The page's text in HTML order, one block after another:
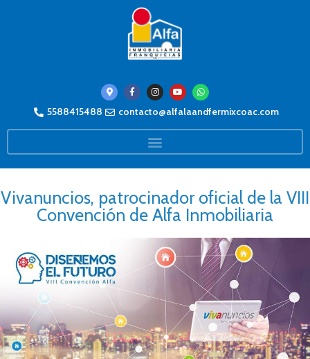
5588415488 contacto@alfalaandfermixcoac.com
Vivanuncios, patrocinador oficial de la VIII
Convención de Alfa Inmobiliaria